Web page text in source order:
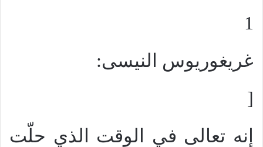
1
غريغوريوس النيسى:
[
إنه تعالى في الوقت الذي حلّت